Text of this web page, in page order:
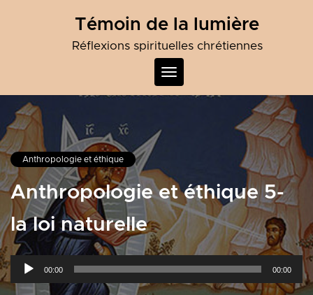
Témoin de la lumière
Réflexions spirituelles chrétiennes
Toggle
navigation
Anthropologie et éthique
Anthropologie et éthique 5-
la loi naturelle
Lecteur
audio
00:00 00:00